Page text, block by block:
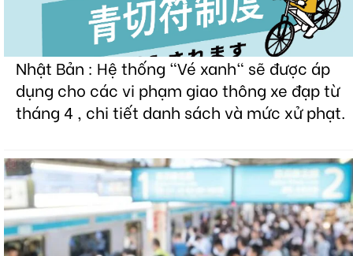
Nhật Bản : Hệ thống "Vé xanh" sẽ được áp
dụng cho các vi phạm giao thông xe đạp từ
tháng 4 , chi tiết danh sách và mức xử phạt.